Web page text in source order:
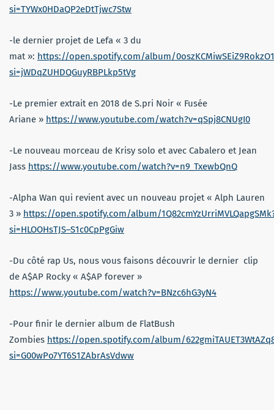
si=TYWx0HDaQP2eDtTjwc7Stw
-le dernier projet de Lefa « 3 du
mat »: https://open.spotify.com/album/
si=jWDqZUHDQGuyRBPLkp5tVg
-Le premier extrait en 2018 de S.pri Noir « Fusée
Ariane » https://www.youtube.com/watch?v=qSpj8CNUgI0
-Le nouveau morceau de Krisy solo et avec Cabalero et Jean
Jass https://www.youtube.com/watch?v=n9_TxewbQnQ
-Alpha Wan qui revient avec un nouveau projet « Alph Lauren
3 » https://open.spotify.com/album/
si=HLOOHsTJS–S1c0CpPgGiw
-Du côté rap Us, nous vous faisons découvrir le dernier clip
de A$AP Rocky « A$AP forever »
https://www.youtube.com/watch?v=BNzc6hG3yN4
-Pour finir le dernier album de FlatBush
Zombies https://open.spotify.com/album/
si=G00wPo7YT6S1ZAbrAsVdww